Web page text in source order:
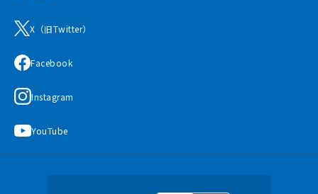
X（旧Twitter）
Facebook
Instagram
YouTube